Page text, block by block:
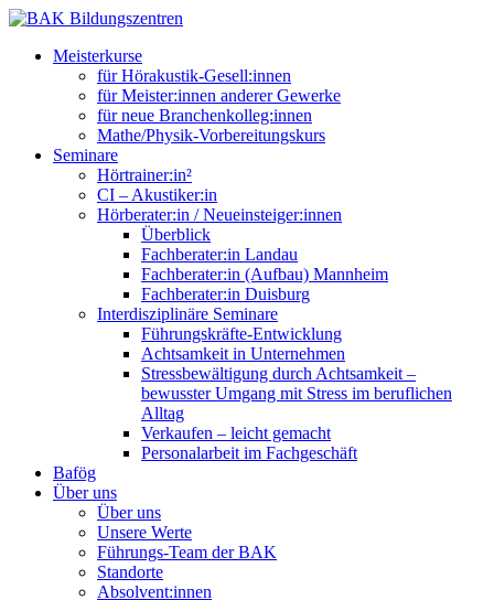
Meisterkurse
für Hörakustik-Gesell:innen
für Meister:innen anderer Gewerke
für neue Branchenkolleg:innen
Mathe/Physik-Vorbereitungskurs
Seminare
Hörtrainer:in²
CI – Akustiker:in
Hörberater:in / Neueinsteiger:innen
Überblick
Fachberater:in Landau
Fachberater:in (Aufbau) Mannheim
Fachberater:in Duisburg
Interdisziplinäre Seminare
Führungskräfte-Entwicklung
Achtsamkeit in Unternehmen
Stressbewältigung durch Achtsamkeit –
bewusster Umgang mit Stress im beruflichen
Alltag
Verkaufen – leicht gemacht
Personalarbeit im Fachgeschäft
Bafög
Über uns
Über uns
Unsere Werte
Führungs-Team der BAK
Standorte
Absolvent:innen